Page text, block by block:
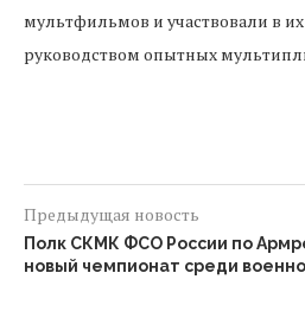
мультфильмов и участвовали в
руководством опытных
Предыдущая новость
Полк СКМК ФСО России по
новый чемпионат среди